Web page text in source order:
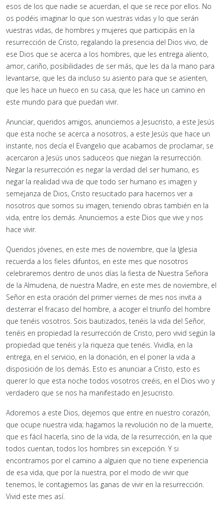
esos de los que nadie se acuerdan, el que se rece por ellos. No
os podéis imaginar lo que son vuestras vidas y lo que serán
vuestras vidas, de hombres y mujeres que participáis en la
resurrección de Cristo, regalando la presencia del Dios vivo, de
ese Dios que se acerca a los hombres, que les entrega aliento,
amor, cariño, posibilidades de ser más, que les da la mano para
levantarse, que les da incluso su asiento para que se asienten,
que les hace un hueco en su casa, que les hace un camino en
este mundo para que puedan vivir.
Anunciar, queridos amigos, anunciemos a Jesucristo, a este Jesús
que esta noche se acerca a nosotros, a este Jesús que hace un
instante, nos decía el Evangelio que acabamos de proclamar, se
acercaron a Jesús unos saduceos que niegan la resurrección.
Negar la resurrección es negar la verdad del ser humano, es
negar la realidad viva de que todo ser humano es imagen y
semejanza de Dios, Cristo resucitado para hacernos ver a
nosotros que somos su imagen, teniendo obras también en la
vida, entre los demás. Anunciemos a este Dios que vive y nos
hace vivir.
Queridos jóvenes, en este mes de noviembre, que la Iglesia
recuerda a los fieles difuntos, en este mes que nosotros
celebraremos dentro de unos días la fiesta de Nuestra Señora
de la Almudena, de nuestra Madre, en este mes de noviembre, el
Señor en esta oración del primer viernes de mes nos invita a
desterrar el fracaso del hombre, a acoger el triunfo del hombre
que tenéis vosotros. Sois bautizados, tenéis la vida del Señor,
tenéis en propiedad la resurrección de Cristo, pero vivid según la
propiedad que tenéis y la riqueza que tenéis. Vividla, en la
entrega, en el servicio, en la donación, en el poner la vida a
disposición de los demás. Esto es anunciar a Cristo, esto es
querer lo que esta noche todos vosotros creéis, en el Dios vivo y
verdadero que se nos ha manifestado en Jesucristo.
Adoremos a este Dios, dejemos que entre en nuestro corazón,
que ocupe nuestra vida; hagamos la revolución no de la muerte,
que es fácil hacerla, sino de la vida, de la resurrección, en la que
todos cuentan, todos los hombres sin excepción. Y si
encontramos por el camino a alguien que no tiene experiencia
de esa vida, que por la nuestra, por el modo de vivir que
tenemos, le contagiemos las ganas de vivir en la resurrección.
Vivid este mes así.